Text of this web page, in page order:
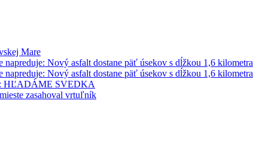
Mare
napreduje: Nový asfalt dostane päť úsekov s dĺžkou 1,6 kilometra
napreduje: Nový asfalt dostane päť úsekov s dĺžkou 1,6 kilometra
HĽADÁME SVEDKA
zasahoval vrtuľník